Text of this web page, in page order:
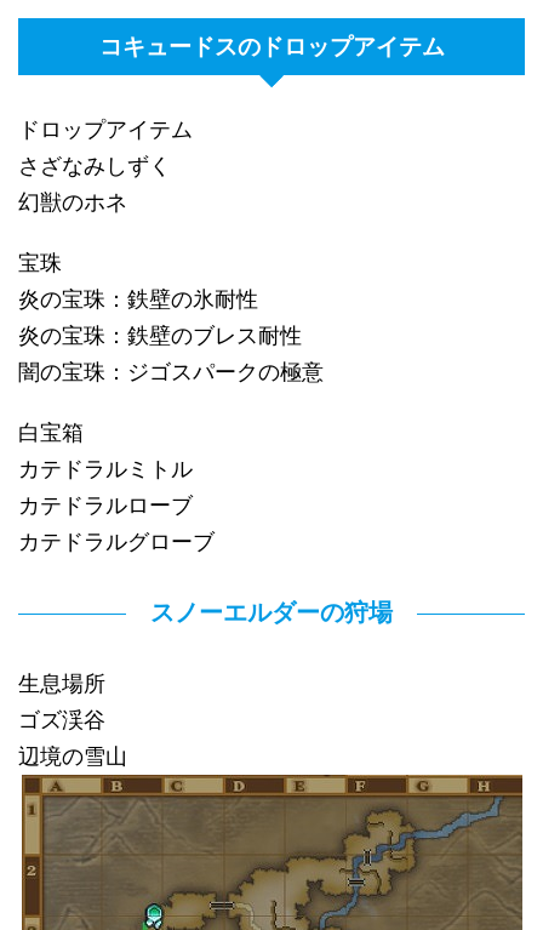
コキュードスのドロップアイテム
ドロップアイテム
さざなみしずく
幻獣のホネ
宝珠
炎の宝珠：鉄壁の氷耐性
炎の宝珠：鉄壁のブレス耐性
闇の宝珠：ジゴスパークの極意
白宝箱
カテドラルミトル
カテドラルローブ
カテドラルグローブ
スノーエルダーの狩場
生息場所
ゴズ渓谷
辺境の雪山